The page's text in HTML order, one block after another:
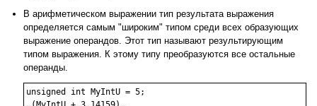
В арифметическом выражении тип результата выражения
определяется самым "широким" типом среди всех образующих
выражение операндов. Этот тип называют результирующим
типом выражения. К этому типу преобразуются все остальные
операнды.
unsigned int MyIntU = 5;